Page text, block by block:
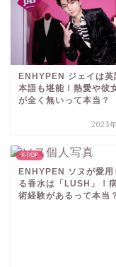
ENHYPEN ジェイは英
本語も堪能！熱愛や彼
が全く無いって本当？
2023
K-POP
ENHYPEN ソヌが愛用
る香水は「LUSH」！
術経験があるって本当